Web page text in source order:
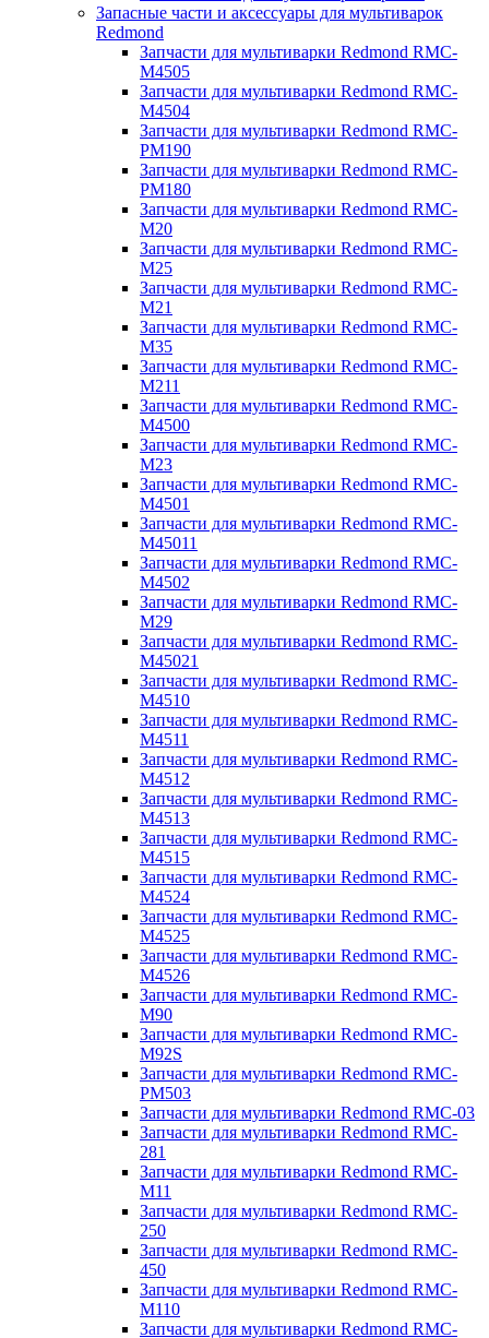
Запасные части и аксессуары для мультиварок
Redmond
Запчасти для мультиварки Redmond RMC-
M4505
Запчасти для мультиварки Redmond RMC-
M4504
Запчасти для мультиварки Redmond RMC-
PM190
Запчасти для мультиварки Redmond RMC-
PM180
Запчасти для мультиварки Redmond RMC-
M20
Запчасти для мультиварки Redmond RMC-
M25
Запчасти для мультиварки Redmond RMC-
M21
Запчасти для мультиварки Redmond RMC-
M35
Запчасти для мультиварки Redmond RMC-
M211
Запчасти для мультиварки Redmond RMC-
M4500
Запчасти для мультиварки Redmond RMC-
M23
Запчасти для мультиварки Redmond RMC-
M4501
Запчасти для мультиварки Redmond RMC-
M45011
Запчасти для мультиварки Redmond RMC-
M4502
Запчасти для мультиварки Redmond RMC-
M29
Запчасти для мультиварки Redmond RMC-
M45021
Запчасти для мультиварки Redmond RMC-
M4510
Запчасти для мультиварки Redmond RMC-
M4511
Запчасти для мультиварки Redmond RMC-
M4512
Запчасти для мультиварки Redmond RMC-
M4513
Запчасти для мультиварки Redmond RMC-
M4515
Запчасти для мультиварки Redmond RMC-
M4524
Запчасти для мультиварки Redmond RMC-
M4525
Запчасти для мультиварки Redmond RMC-
M4526
Запчасти для мультиварки Redmond RMC-
M90
Запчасти для мультиварки Redmond RMC-
M92S
Запчасти для мультиварки Redmond RMC-
PM503
Запчасти для мультиварки Redmond RMC-03
Запчасти для мультиварки Redmond RMC-
281
Запчасти для мультиварки Redmond RMC-
M11
Запчасти для мультиварки Redmond RMC-
250
Запчасти для мультиварки Redmond RMC-
450
Запчасти для мультиварки Redmond RMC-
M110
Запчасти для мультиварки Redmond RMC-